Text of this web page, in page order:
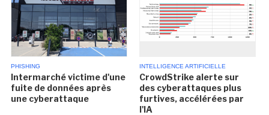
PHISHING
Intermarché victime d'une
fuite de données après
une cyberattaque
INTELLIGENCE ARTIFICIELLE
CrowdStrike alerte sur
des cyberattaques plus
furtives, accélérées par
l'IA